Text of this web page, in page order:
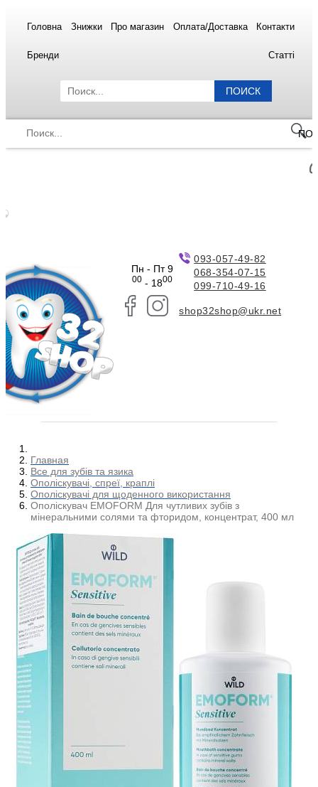
Головна Знижки Про магазин Оплата/Доставка Контакти
Бренди Статті
ПОИСК
Пн - Пт 9
00- 1800
093-057-49-82
068-354-07-15
099-710-49-16
shop32shop@ukr.net
Главная
Все для зубів та язика
Ополіскувачі, спреї, краплі
Ополіскувачі для щоденного використання
Ополіскувач EMOFORM Для чутливих зубів з
мінеральними солями та фторидом, концентрат, 400 мл